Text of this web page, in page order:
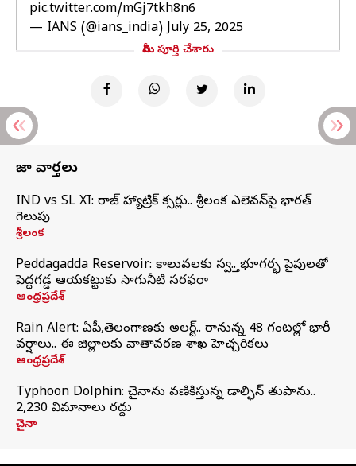
pic.twitter.com/mGj7tkh8n6
— IANS (@ians_india)July 25, 2025
మీరు పూర్తి చేశారు
తాజా వార్తలు
IND vs SL XI: సిరాజ్‌ హ్యాట్రిక్‌ సిక్సర్లు.. శ్రీలంక ఎలెవన్‌పై భారత్‌
గెలుపు
శ్రీలంక
Peddagadda Reservoir: కాలువలకు స్వస్తి.. భూగర్భ పైపులతో
పెద్దగడ్డ ఆయకట్టుకు సాగునీటి సరఫరా
ఆంధ్రప్రదేశ్
Rain Alert: ఏపీ,తెలంగాణకు అలర్ట్.. రానున్న 48 గంటల్లో భారీ
వర్షాలు.. ఈ జిల్లాలకు వాతావరణ శాఖ హెచ్చరికలు
ఆంధ్రప్రదేశ్
Typhoon Dolphin: చైనాను వణికిస్తున్న డాల్ఫిన్‌ తుపాను..
2,230 విమానాలు రద్దు
చైనా